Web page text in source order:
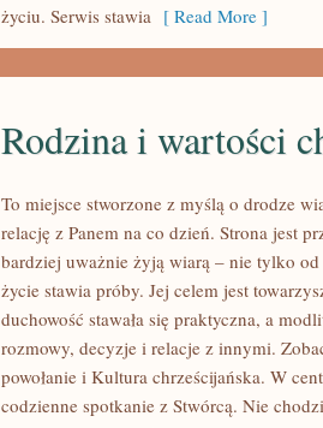
życiu. Serwis stawia [ Read More ]
Rodzina i wartości
To miejsce stworzone z myślą o drodze
relację z Panem na co dzień. Strona jest
bardziej uważnie żyją wiarą – nie tylko
życie stawia próby. Jej celem jest
duchowość stawała się praktyczna, a
rozmowy, decyzje i relacje z innymi.
powołanie i Kultura chrześcijańska. W
codzienne spotkanie z Stwórcą. Nie